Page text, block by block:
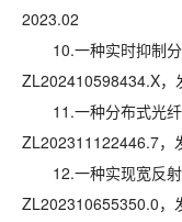
2023.02
10.一种实时抑制
ZL202410598434.X，
11.一种分布式光
ZL202311122446.7，
12.一种实现宽反
ZL202310655350.0，